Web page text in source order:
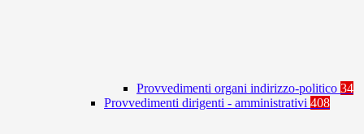
Provvedimenti organi indirizzo-politico 34
Provvedimenti dirigenti - amministrativi 408